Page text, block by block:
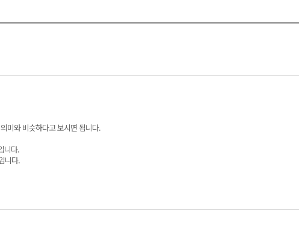
미와 비슷하다고 보시면 됩니다.
니다.
니다.